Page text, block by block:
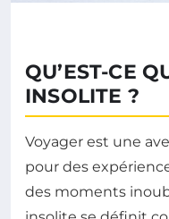
QU’EST-CE
INSOLITE ?
Voyager est une
pour des
des moments